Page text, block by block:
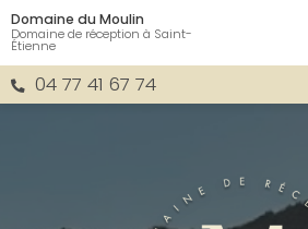
Aller
au
contenu
principal04 77 41 67 74
Domaine du Moulin
Domaine de réception à Saint-
Étienne